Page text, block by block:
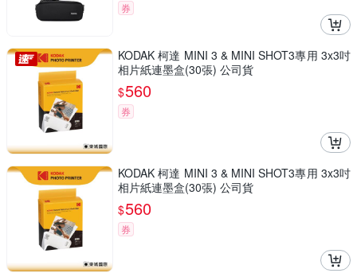
券
KODAK 柯達 MINI 3 & MINI SHOT3專用 3x3吋
相片紙連墨盒(30張) 公司貨
$560
券
KODAK 柯達 MINI 3 & MINI SHOT3專用 3x3吋
相片紙連墨盒(30張) 公司貨
$560
券